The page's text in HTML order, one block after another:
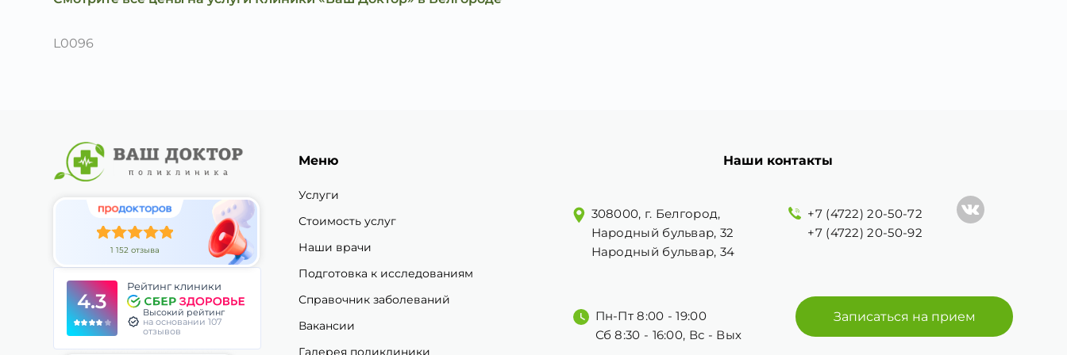
L0096
1 152 отзыва
4.3
Рейтинг клиники
Высокий рейтинг
на основании 107
отзывов
Меню
Услуги
Стоимость услуг
Наши врачи
Подготовка к исследованиям
Справочник заболеваний
Вакансии
Галерея поликлиники
Наши контакты
308000, г. Белгород,
Народный бульвар, 32
Народный бульвар, 34
Пн-Пт 8:00 - 19:00
Сб 8:30 - 16:00, Вс - Вых
+7 (4722) 20-50-72
+7 (4722) 20-50-92
Записаться на прием